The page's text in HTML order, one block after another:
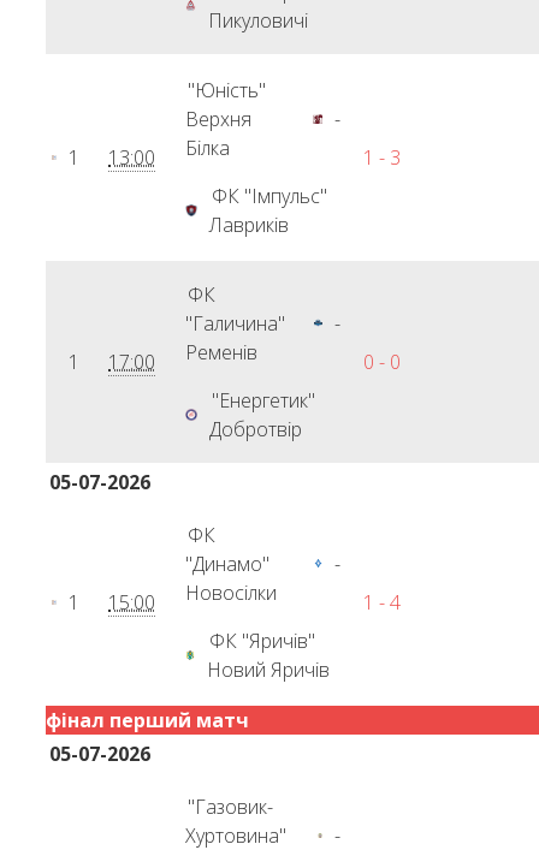
Пикуловичі
1 13:00
"Юність"
Верхня
Білка
-
ФК "Імпульс"
Лавриків
1 - 3
1 17:00
ФК
"Галичина"
Ременів
-
"Енергетик"
Добротвір
0 - 0
05-07-2026
1 15:00
ФК
"Динамо"
Новосілки
-
ФК "Яричів"
Новий Яричів
1 - 4
фінал перший матч
05-07-2026
"Газовик-
Хуртовина"
-